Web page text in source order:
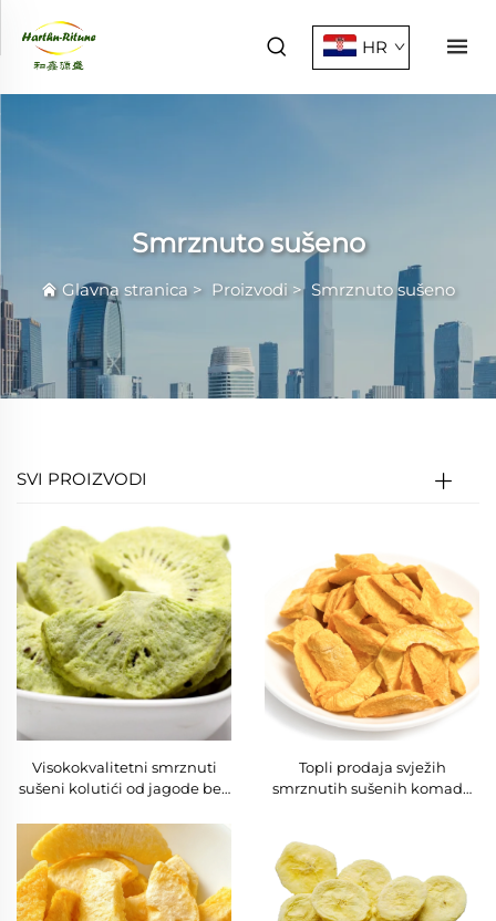
HR
Smrznuto sušeno
Glavna stranica > Proizvodi > Smrznuto sušeno
SVI PROIZVODI
Visokokvalitetni smrznuti
sušeni kolutići od jagode bez
pakiranje, pakiranje u skladu
Topli prodaja svježih
smrznutih sušenih komada
voća u veleprodaji, postupak
liofilizacije